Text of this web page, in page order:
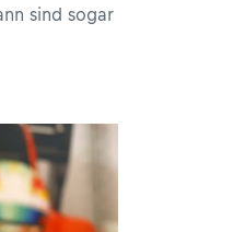
sind sogar